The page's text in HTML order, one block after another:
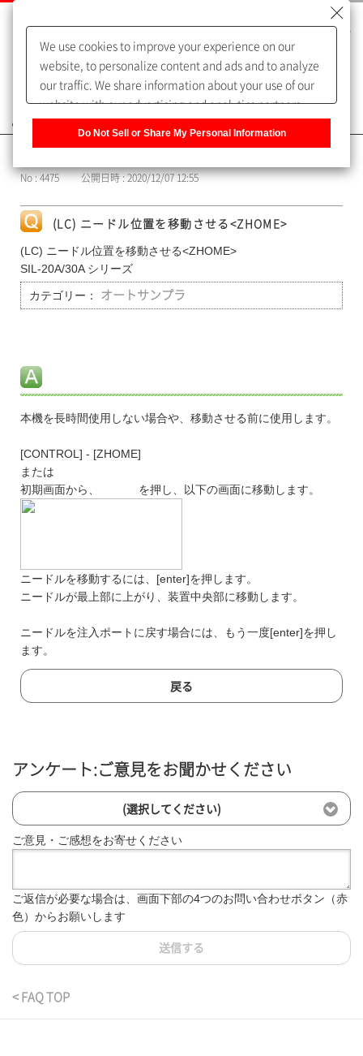
よくあるご質問（FAQ）
No : 4475 公開日時 : 2020/12/07 12:55
(LC) ニードル位置を移動させる<ZHOME>
(LC) ニードル位置を移動させる<ZHOME>
SIL-20A/30A シリーズ
カテゴリー： オートサンプラ
本機を長時間使用しない場合や、移動させる前に使用します。
[CONTROL] - [ZHOME]
または
初期画面から、
を押し、以下の画面に移動します。
ニードルを移動するには、[enter]を押します。
ニードルが最上部に上がり、装置中央部に移動します。
ニードルを注入ポートに戻す場合には、もう一度[enter]を押し
ます。
戻る
アンケート:ご意見をお聞かせください
(選択してください)
ご意見・ご感想をお寄せください
ご返信が必要な場合は、画面下部の4つのお問い合わせボタン（赤
色）からお願いします
送信する
< FAQ TOP
We use cookies to improve your experience on our
website, to personalize content and ads and to analyze
our traffic. We share information about your use of our
website with our advertising and analytics partners,
of our sharing information about you with our partners.
Information] to customize your cookie settings on our
Do Not Sell or Share My Personal Information